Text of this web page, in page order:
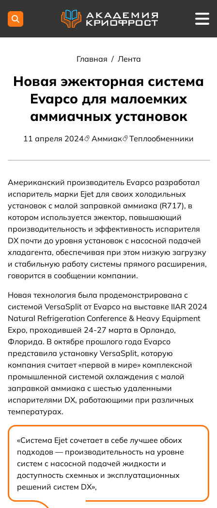
Главная / Лента
Новая эжекторная система
Evapco для малоемких
аммиачных установок
11 апреля 2024 Аммиак Теплообменники
Американский производитель Evapco разработал
испаритель марки Ejet для своих холодильных
установок с малой заправкой аммиака (R717), в
котором используется эжектор, повышающий
производительность и эффективность испарителя
DX почти до уровня установок с насосной подачей
хладагента, обеспечивая при этом низкую загрузку
и стабильную работу системы прямого расширения,
говорится в сообщении компании.
Новая технология была продемонстрирована с
системой VersaSplit от Evapco на выставке IIAR 2024
Natural Refrigeration Conference & Heavy Equipment
Expo, проходившей 24-27 марта в Орландо,
Флорида. В октябре прошлого года Evapco
представила установку VersaSplit, которую
компания считает «первой в мире» комплексной
промышленной системой охлаждения с малой
заправкой аммиака с шестью удаленными
испарителями DX, работающими при различных
температурах.
«Система Ejet сочетает в себе лучшее обоих
подходов — производительность на уровне
систем с насосной подачей жидкости и
доступность схемных и эксплуатационных
решений систем DX»,